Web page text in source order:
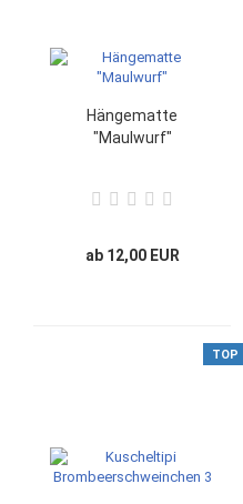
Hängematte
"Maulwurf"
ab 12,00 EUR
TOP